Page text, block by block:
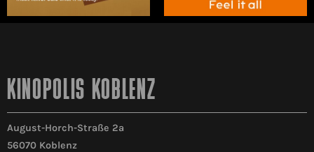
KINOPOLIS KOBLENZ
August-Horch-Straße 2a
56070 Koblenz